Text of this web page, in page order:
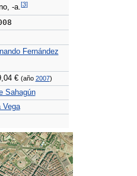
-a.[3]
Fernández
€ (año 2007)
Sahagún
Vega